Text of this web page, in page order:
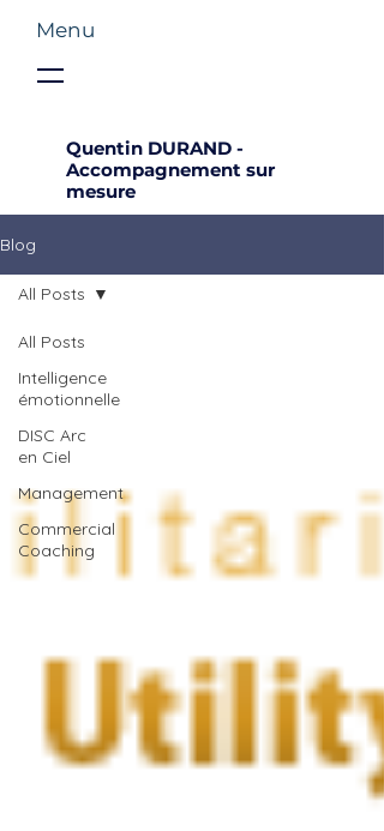
Quentin DURAND -
Accompagnement sur
mesure
Menu
Blog
All Posts
Intelligence
émotionnelle
DISC Arc
en Ciel
Management
Commercial
Coaching
All Posts